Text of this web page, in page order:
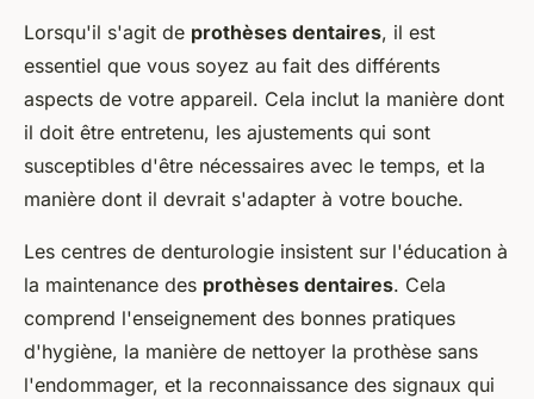
Lorsqu'il s'agit de prothèses dentaires, il est
essentiel que vous soyez au fait des différents
aspects de votre appareil. Cela inclut la manière dont
il doit être entretenu, les ajustements qui sont
susceptibles d'être nécessaires avec le temps, et la
manière dont il devrait s'adapter à votre bouche.
Les centres de denturologie insistent sur l'éducation à
la maintenance des prothèses dentaires. Cela
comprend l'enseignement des bonnes pratiques
d'hygiène, la manière de nettoyer la prothèse sans
l'endommager, et la reconnaissance des signaux qui